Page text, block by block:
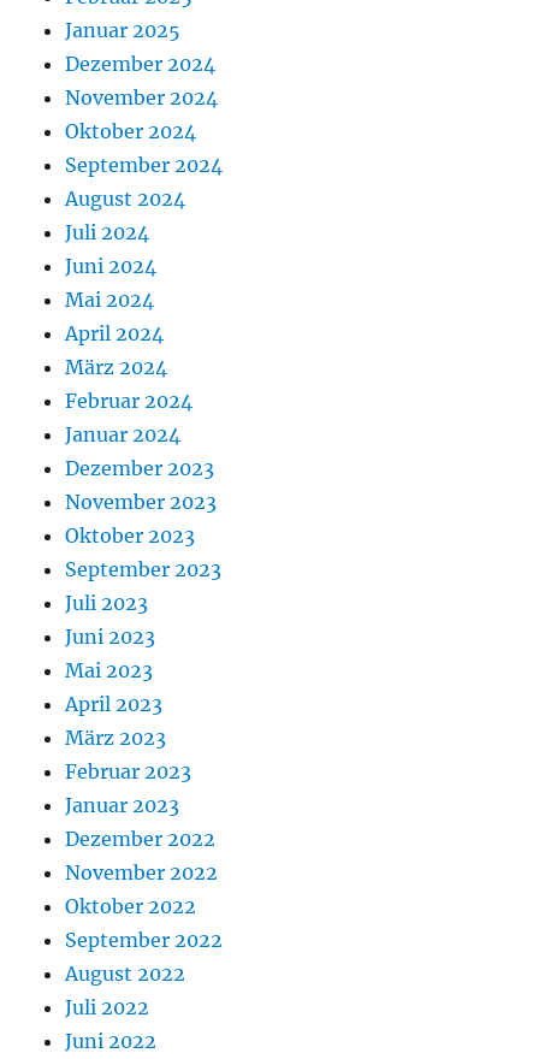
Januar 2025
Dezember 2024
November 2024
Oktober 2024
September 2024
August 2024
Juli 2024
Juni 2024
Mai 2024
April 2024
März 2024
Februar 2024
Januar 2024
Dezember 2023
November 2023
Oktober 2023
September 2023
Juli 2023
Juni 2023
Mai 2023
April 2023
März 2023
Februar 2023
Januar 2023
Dezember 2022
November 2022
Oktober 2022
September 2022
August 2022
Juli 2022
Juni 2022